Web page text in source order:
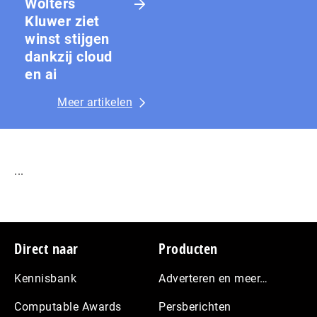
Kluwer ziet
winst stijgen
dankzij cloud
en ai
Meer artikelen
...
Footer
Direct naar
Kennisbank
Computable Awards
Producten
Adverteren en meer…
Persberichten